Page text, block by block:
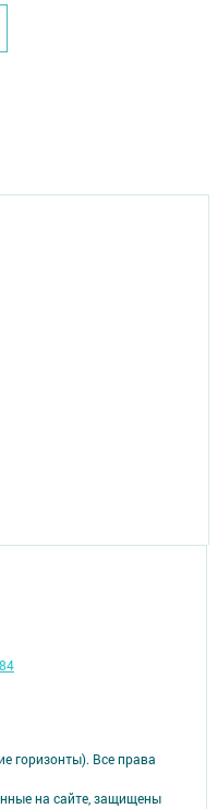
горизонты). Все права
на сайте, защищены